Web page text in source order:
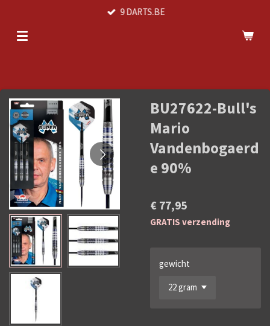
naar
9 DARTS.BE
BU27622-Bull's
Mario
Vandenbogaerd
e 90%
€ 77,95
GRATIS verzending
gewicht